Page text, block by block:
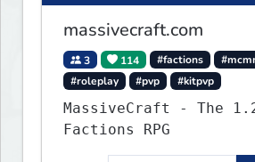
massivecraft.com
3 114 #factions
#roleplay
#pvp #kitpvp
MassiveCraft - The
Factions RPG